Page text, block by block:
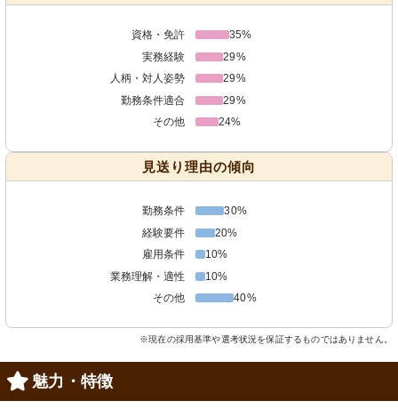
資格・免許
35%
実務経験
29%
人柄・対人姿勢
29%
勤務条件適合
29%
その他
24%
見送り理由の傾向
勤務条件
30%
経験要件
20%
雇用条件
10%
業務理解・適性
10%
その他
40%
※現在の採用基準や選考状況を保証するものではありません。
魅力・特徴